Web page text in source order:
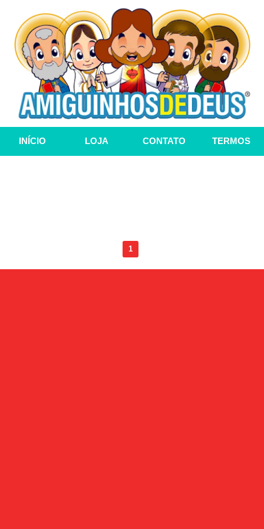
INÍCIO LOJA CONTATO TERMOS
1